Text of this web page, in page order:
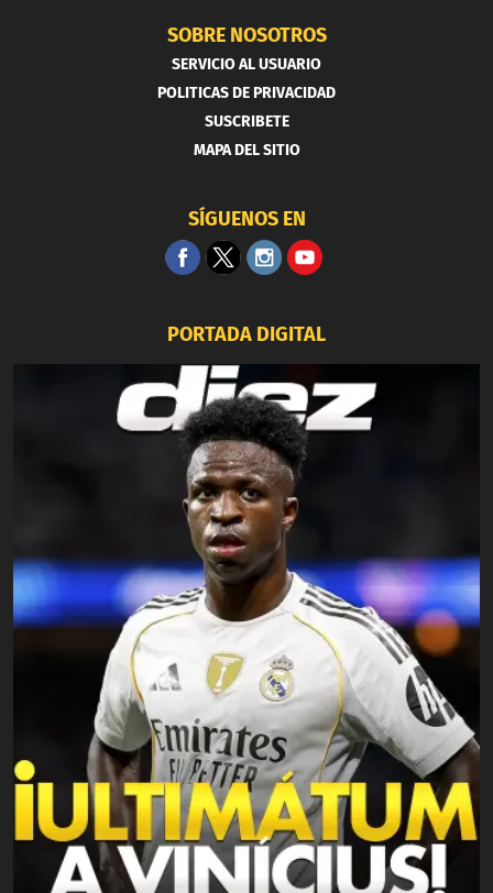
SOBRE NOSOTROS
SERVICIO AL USUARIO
POLITICAS DE PRIVACIDAD
SUSCRIBETE
MAPA DEL SITIO
SÍGUENOS EN
PORTADA DIGITAL